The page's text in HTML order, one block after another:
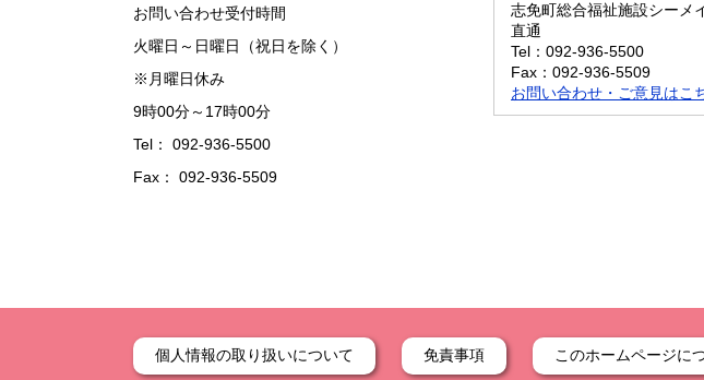
お問い合わせ受付時間
火曜日～日曜日（祝日を除く）
※月曜日休み
9時00分～17時00分
Tel： 092-936-5500
Fax： 092-936-5509
志免町総合福祉施設シーメ
直通
Tel：092-936-5500
Fax：092-936-5509
お問い合わせ・ご意見はこ
個人情報の取り扱いについて 免責事項 このホームページに